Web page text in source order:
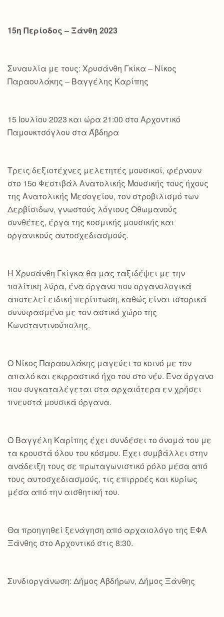
15η Περίοδος – Ξάνθη 2023
Συναυλία με τους: Χρυσάνθη Γκίκα – Νίκος
Παραουλάκης – Βαγγέλης Καρίπης
15 Ιουλίου 2023 και ώρα 21:00 στο Αρχοντικό
Παμουκτσόγλου στα Άβδηρα
Τρεις δεξιοτέχνες μελετητές μουσικοί, φέρνουν
στο 15ο Φεστιβάλ Ανατολικής Μουσικής τους ήχους
της Ανατολικής Μεσογείου, τον στροβιλισμό των
Δερβίσιδων, γνωστούς λόγιους Οθωμανούς
συνθέτες, έργα της κοσμικής μουσικής και
οργανικούς αυτοσχεδιασμούς.
Η Χρυσάνθη Γκίγκα θα μας ταξιδέψει με την
πολίτικη λύρα, ένα όργανο που οργανολογικά
αποτελεί ειδική περίπτωση, καθώς είναι ιστορικά
συνυφασμένο με τον αστικό χώρο της
Κωνσταντινούπολης.
Ο Νίκος Παραουλάκης μαγεύει το κοινό με τον
απαλό και εκφραστικό ήχο του στο νέυ. Ένα όργανο
που συγκαταλέγεται στα αρχαιότερα εν χρήσει
πνευστά μουσικά όργανα.
Ο Βαγγέλη Καρίπης έχει συνδέσει το όνομά του με
τα κρουστά όλου του κόσμου. Έχει συμβάλλει στην
ανάδειξη τους σε πρωταγωνιστικό ρόλο μέσα από
τους αυτοσχεδιασμούς, τις επιρροές και κυρίως
μέσα από την αισθητική του.
Θα προηγηθεί ξενάγηση από αρχαιολόγο της ΕΦΑ
Ξάνθης στο Αρχοντικό στις 8:30.
Συνδιοργάνωση: Δήμος Αβδήρων, Δήμος Ξάνθης